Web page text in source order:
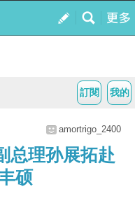
我的
訂閱
amortrigo_2400
总理孙展拓赴
硕